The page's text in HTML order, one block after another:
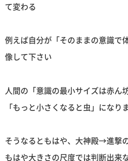
て変わる
例えば自分が「そのままの意識で
像して下さい
人間の「意識の最小サイズは赤ん
「もっと小さくなると虫」になり
そうなるともはや、大神殿→進
もはや大きさの尺度では判断出来